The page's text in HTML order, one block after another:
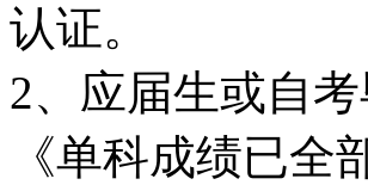
认证。
2、应届生或自
《单科成绩已全